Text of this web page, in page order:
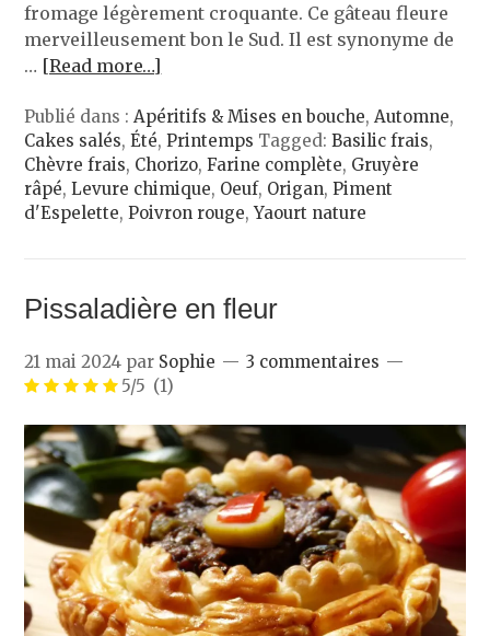
fromage légèrement croquante. Ce gâteau fleure
merveilleusement bon le Sud. Il est synonyme de
… [Read more…]
Publié dans :Apéritifs & Mises en bouche,Automne,
Cakes salés,Été,Printemps Tagged:Basilic frais,
Chèvre frais, Chorizo,Farine complète, Gruyère
râpé,Levure chimique, Oeuf, Origan,Piment
d'Espelette,Poivron rouge,Yaourt nature
Pissaladière en fleur
21 mai 2024 par Sophie
3 commentaires
5/5 (1)